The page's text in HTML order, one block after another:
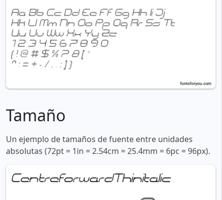
Tamaño
Un ejemplo de tamaños de fuente entre unidades
absolutas (72pt = 1in = 2.54cm = 25.4mm = 6pc = 96px).